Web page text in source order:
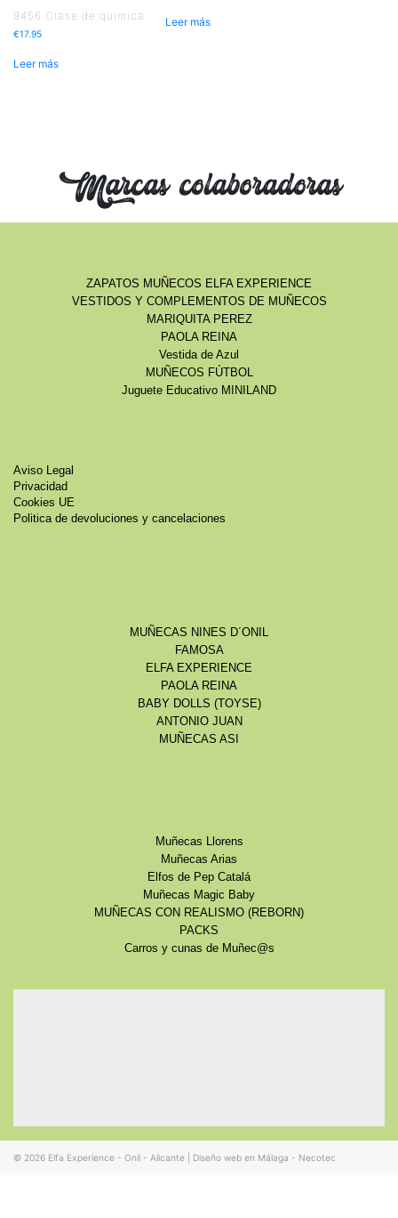
9456 Clase de quimica
€17.95
Leer más
Leer más
Marcas colaboradoras
ZAPATOS MUÑECOS ELFA EXPERIENCE
VESTIDOS Y COMPLEMENTOS DE MUÑECOS
MARIQUITA PEREZ
PAOLA REINA
Vestida de Azul
MUÑECOS FÚTBOL
Juguete Educativo MINILAND
Aviso Legal
Privacidad
Cookies UE
Politica de devoluciones y cancelaciones
MUÑECAS NINES D´ONIL
FAMOSA
ELFA EXPERIENCE
PAOLA REINA
BABY DOLLS (TOYSE)
ANTONIO JUAN
MUÑECAS ASI
Muñecas Llorens
Muñecas Arias
Elfos de Pep Catalá
Muñecas Magic Baby
MUÑECAS CON REALISMO (REBORN)
PACKS
Carros y cunas de Muñec@s
© 2026 Elfa Experience - Onil - Alicante Diseño web en Málaga - Necotec